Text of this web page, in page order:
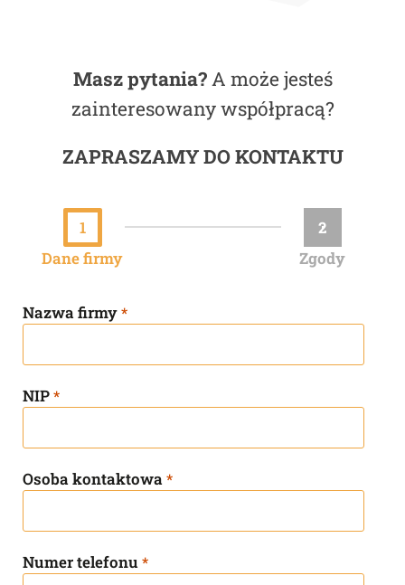
Masz pytania?A może jesteś
zainteresowany współpracą?
ZAPRASZAMY DO KONTAKTU
1
Dane firmy
2
Zgody
Nazwa firmy*
NIP*
Osoba kontaktowa*
Numer telefonu*